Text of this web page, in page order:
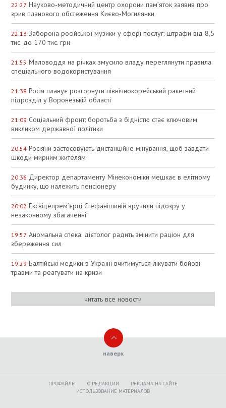
22:27 Науково‑методичний центр охорони пам’яток заявив про
зрив планового обстеження Києво‑Могилянки
22:13 Заборона російської музики у сфері послуг: штрафи від 8,5
тис. до 170 тис. грн
21:55 Маловоддя на річках змусило владу переглянути правила
спеціального водокористування
21:38 Росія планує розгорнути північнокорейський ракетний
підрозділ у Воронезькій області
21:09 Соціальний фронт: боротьба з бідністю стає ключовим
викликом державної політики
20:54 Росіяни застосовують дистанційне мінування, щоб завдати
шкоди мирним жителям
20:36 Директор департаменту Мінекономіки мешкає в елітному
будинку, що належить пенсіонеру
20:02 Ексвіцепрем’єрці Стефанішиній вручили підозру у
незаконному збагаченні
19:57 Аномальна спека: дієтолог радить змінити раціон для
збереження сил
19:29 Балтійські медики в Україні вчитимуться лікувати бойові
травми та реагувати на кризи
читать все новости
наверх
ПРОФАЙЛЫ O РЕДАКЦИИ
РЕКЛАМА НА САЙТЕ
ИСПОЛЬЗОВАНИЕ МАТЕРИАЛОВ